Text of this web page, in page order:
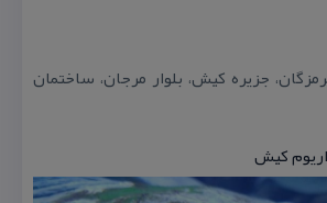
جزیره كیش، بلوار مرجان، ساختمان
كیش